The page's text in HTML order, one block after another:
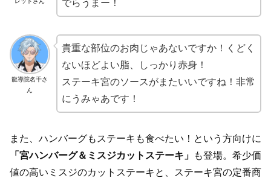
でらうまー！
龍導院名千さ
ん
貴重な部位のお肉じゃあないですか！くどく
ないほどよい脂、しっかり赤身！
ステーキ宮のソースがまたいいですね！非常
にうみゃあです！
また、ハンバーグもステーキも食べたい！という方向けに
「宮ハンバーグ＆ミスジカットステーキ」
も登場。希少価
値の高いミスジのカットステーキと、ステーキ宮の定番商